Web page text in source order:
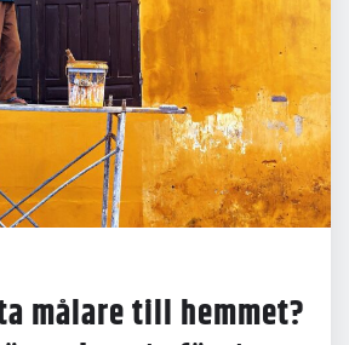
målare till hemmet?